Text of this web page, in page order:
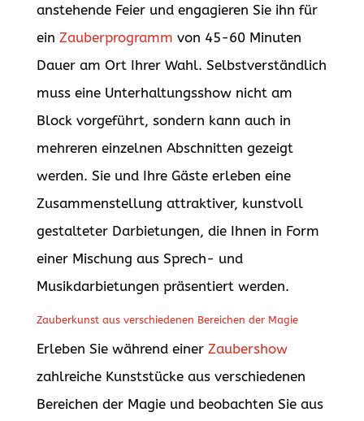
anstehende Feier und engagieren Sie ihn für
ein Zauberprogramm von 45-60 Minuten
Dauer am Ort Ihrer Wahl. Selbstverständlich
muss eine Unterhaltungsshow nicht am
Block vorgeführt, sondern kann auch in
mehreren einzelnen Abschnitten gezeigt
werden. Sie und Ihre Gäste erleben eine
Zusammenstellung attraktiver, kunstvoll
gestalteter Darbietungen, die Ihnen in Form
einer Mischung aus Sprech- und
Musikdarbietungen präsentiert werden.
Zauberkunst aus verschiedenen Bereichen der Magie
Erleben Sie während einer Zaubershow
zahlreiche Kunststücke aus verschiedenen
Bereichen der Magie und beobachten Sie aus